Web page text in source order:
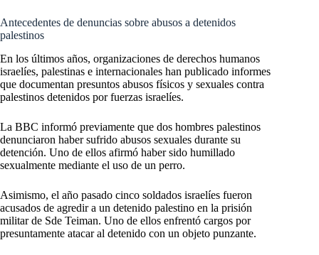
Antecedentes de denuncias sobre abusos a detenidos
palestinos
En los últimos años, organizaciones de derechos humanos
israelíes, palestinas e internacionales han publicado informes
que documentan presuntos abusos físicos y sexuales contra
palestinos detenidos por fuerzas israelíes.
La BBC informó previamente que dos hombres palestinos
denunciaron haber sufrido abusos sexuales durante su
detención. Uno de ellos afirmó haber sido humillado
sexualmente mediante el uso de un perro.
Asimismo, el año pasado cinco soldados israelíes fueron
acusados de agredir a un detenido palestino en la prisión
militar de Sde Teiman. Uno de ellos enfrentó cargos por
presuntamente atacar al detenido con un objeto punzante.